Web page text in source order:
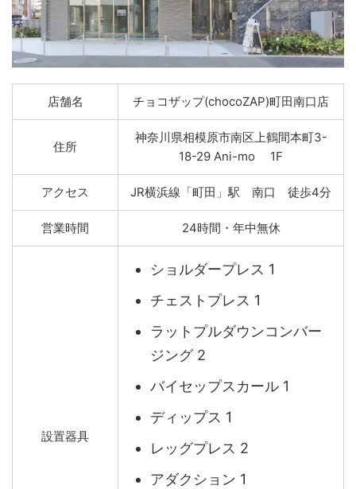
店舗名 チョコザップ(chocoZAP)町田南口店
住所
神奈川県相模原市南区上鶴間本町3-
18-29 Ani-mo 1F
アクセス JR横浜線「町田」駅 南口 徒歩4分
営業時間 24時間・年中無休
設置器具
ショルダープレス 1
チェストプレス 1
ラットプルダウンコンバー
ジング 2
バイセップスカール 1
ディップス 1
レッグプレス 2
アダクション 1